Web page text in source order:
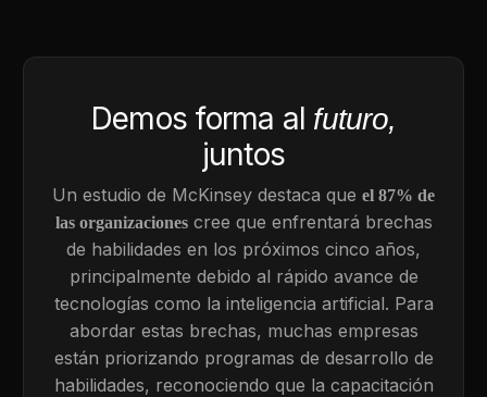
Demos forma al futuro,
juntos
Un estudio de McKinsey destaca que el 87% de
las organizacionescree que enfrentará brechas
de habilidades en los próximos cinco años,
principalmente debido al rápido avance de
tecnologías como la inteligencia artificial. Para
abordar estas brechas, muchas empresas
están priorizando programas de desarrollo de
habilidades, reconociendo que la capacitación